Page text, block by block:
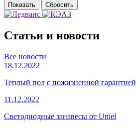
Статьи и новости
Все новости
18.12.2022
Теплый пол с пожизненной гарантией
11.12.2022
Светодиодные занавесы от Uniel